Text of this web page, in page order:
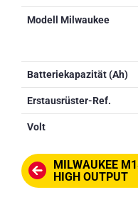
Modell Milwaukee
Batteriekapazität (Ah)
Erstausrüster-Ref.
Volt
MILWAUKEE
HIGH OUTPUT